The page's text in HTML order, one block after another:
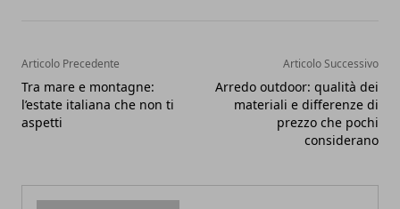
Articolo Precedente
Tra mare e montagne:
l’estate italiana che non ti
aspetti
Articolo Successivo
Arredo outdoor: qualità dei
materiali e differenze di
prezzo che pochi
considerano